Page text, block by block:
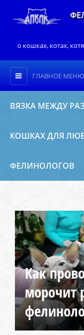
о кошках, котах,
ГЛАВНОЕ МЕНЮ
ВЯЗКА МЕЖДУ
КОШКАХ ДЛЯ
ФЕЛИНОЛОГОВ
Как
морочит